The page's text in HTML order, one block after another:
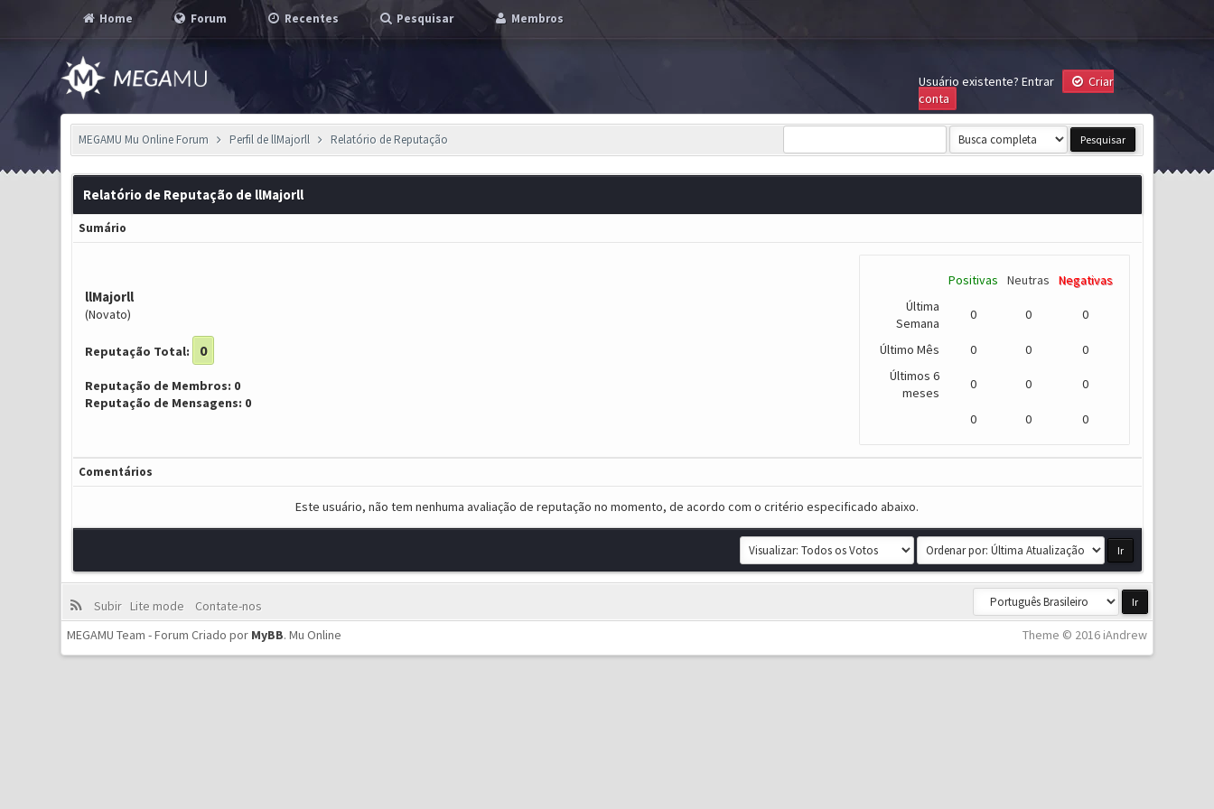
Home Forum Recentes Pesquisar Membros
Usuário existente? Entrar
Criar
conta
MEGAMU Mu Online Forum Perfil de llMajorll Relatório de Reputação
Relatório de Reputação de llMajorll
Sumário
llMajorll
(Novato)
Reputação Total: 0
Reputação de Membros: 0
Reputação de Mensagens: 0
Positivas Neutras
Negativas
Última
Semana
0 0 0
Último Mês 0 0
0
Últimos 6
meses
0 0 0
0 0 0
Comentários
Este usuário, não tem nenhuma avaliação de reputação no momento, de acordo com o critério especificado abaixo.
Subir Lite mode
Contate-nos
Theme © 2016 iAndrew
MEGAMU Team - Forum Criado por MyBB.Mu Online